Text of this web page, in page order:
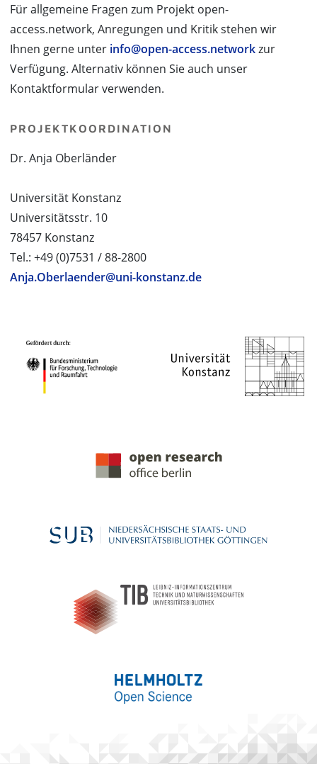
Für allgemeine Fragen zum Projekt open-
access.network, Anregungen und Kritik stehen wir
Ihnen gerne unter info@open-access.networkzur
Verfügung. Alternativ können Sie auch unser
Kontaktformular verwenden.
PROJEKTKOORDINATION
Dr. Anja Oberländer
Universität Konstanz
Universitätsstr. 10
78457 Konstanz
Tel.: +49 (0)7531 / 88-2800
Anja.Oberlaender@uni-konstanz.de